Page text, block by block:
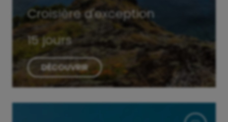
Croisière d'exception
15 jours
DÉCOUVRIR